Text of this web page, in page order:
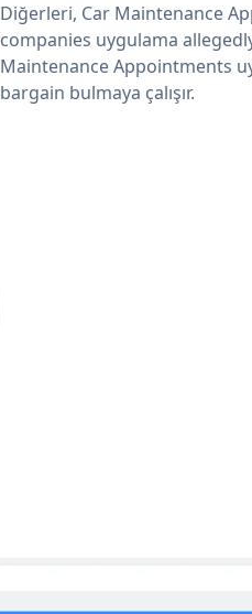
Diğerleri, Car Maintenance
companies uygulama
Maintenance Appointments
bargain bulmaya çalışır.